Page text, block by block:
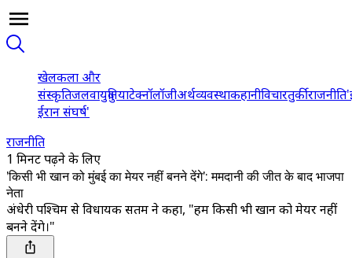
खेलकला और
संस्कृतिजलवायुदुनियाटेक्नॉलॉजीअर्थव्यवस्थाकहानीविचारतुर्कीराजनीति
ईरान संघर्ष'
राजनीति
1 मिनट पढ़ने के लिए
'किसी भी खान को मुंबई का मेयर नहीं बनने देंगे': ममदानी की जीत के बाद भाजपा
नेता
अंधेरी पश्चिम से विधायक सतम ने कहा, "हम किसी भी खान को मेयर नहीं
बनने देंगे।"